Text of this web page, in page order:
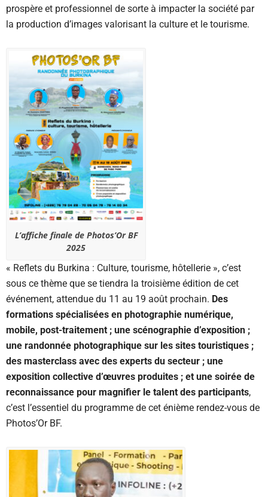
prospère et professionnel de sorte à impacter la société par
la production d’images valorisant la culture et le tourisme.
L’affiche finale de Photos’Or BF
2025
« Reflets du Burkina : Culture, tourisme, hôtellerie », c’est
sous ce thème que se tiendra la troisième édition de cet
événement, attendue du 11 au 19 août prochain. Des
formations spécialisées en photographie numérique,
mobile, post-traitement ; une scénographie d’exposition ;
une randonnée photographique sur les sites touristiques ;
des masterclass avec des experts du secteur ; une
exposition collective d’œuvres produites ; et une soirée de
reconnaissance pour magnifier le talent des participants,
c’est l’essentiel du programme de cet énième rendez-vous de
Photos’Or BF.